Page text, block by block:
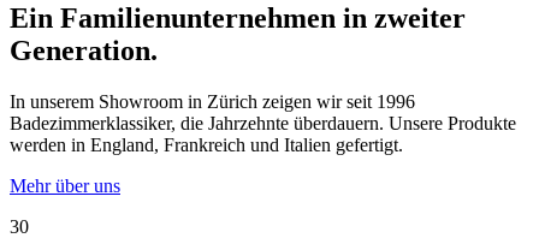
Ein Familienunternehmen in zweiter
Generation.
In unserem Showroom in Zürich zeigen wir seit 1996
Badezimmerklassiker, die Jahrzehnte überdauern. Unsere Produkte
werden in England, Frankreich und Italien gefertigt.
Mehr über uns
30